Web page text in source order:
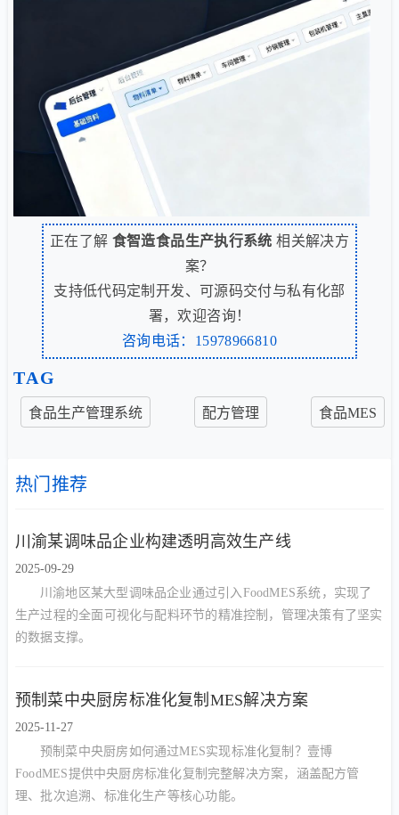
正在了解 食智造食品生产执行系统 相关解决方
案？
支持低代码定制开发、可源码交付与私有化部
署，欢迎咨询！
咨询电话：15978966810
TAG
食品生产管理系统 配方管理 食品MES
热门推荐
川渝某调味品企业构建透明高效生产线
2025-09-29
川渝地区某大型调味品企业通过引入FoodMES系统，实现了
生产过程的全面可视化与配料环节的精准控制，管理决策有了坚实
的数据支撑。
预制菜中央厨房标准化复制MES解决方案
2025-11-27
预制菜中央厨房如何通过MES实现标准化复制？壹博
FoodMES提供中央厨房标准化复制完整解决方案，涵盖配方管
理、批次追溯、标准化生产等核心功能。